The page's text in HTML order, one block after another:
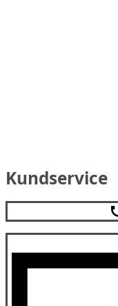
Kundservice